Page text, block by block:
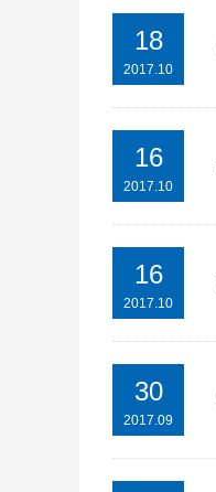
18
2017.10
16
2017.10
16
2017.10
30
2017.09